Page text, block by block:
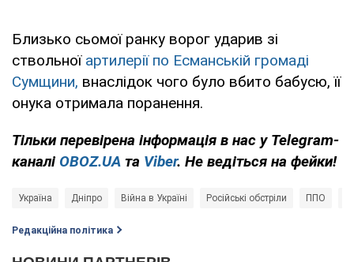
Близько сьомої ранку ворог ударив зі
ствольної артилерії по Есманській громаді
Сумщини, внаслідок чого було вбито бабусю, її
онука отримала поранення.
Тільки перевірена інформація в нас у Telegram-
каналі OBOZ.UA та Viber. Не ведіться на фейки!
Україна Дніпро Війна в Україні Російські обстріли ППО
Редакційна політика